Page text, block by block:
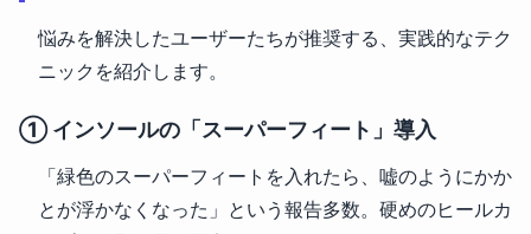
悩みを解決したユーザーたちが推奨する、実践的なテク
ニックを紹介します。
① インソールの「スーパーフィート」導入
「緑色のスーパーフィートを入れたら、嘘のようにかか
とが浮かなくなった」という報告多数。硬めのヒールカ